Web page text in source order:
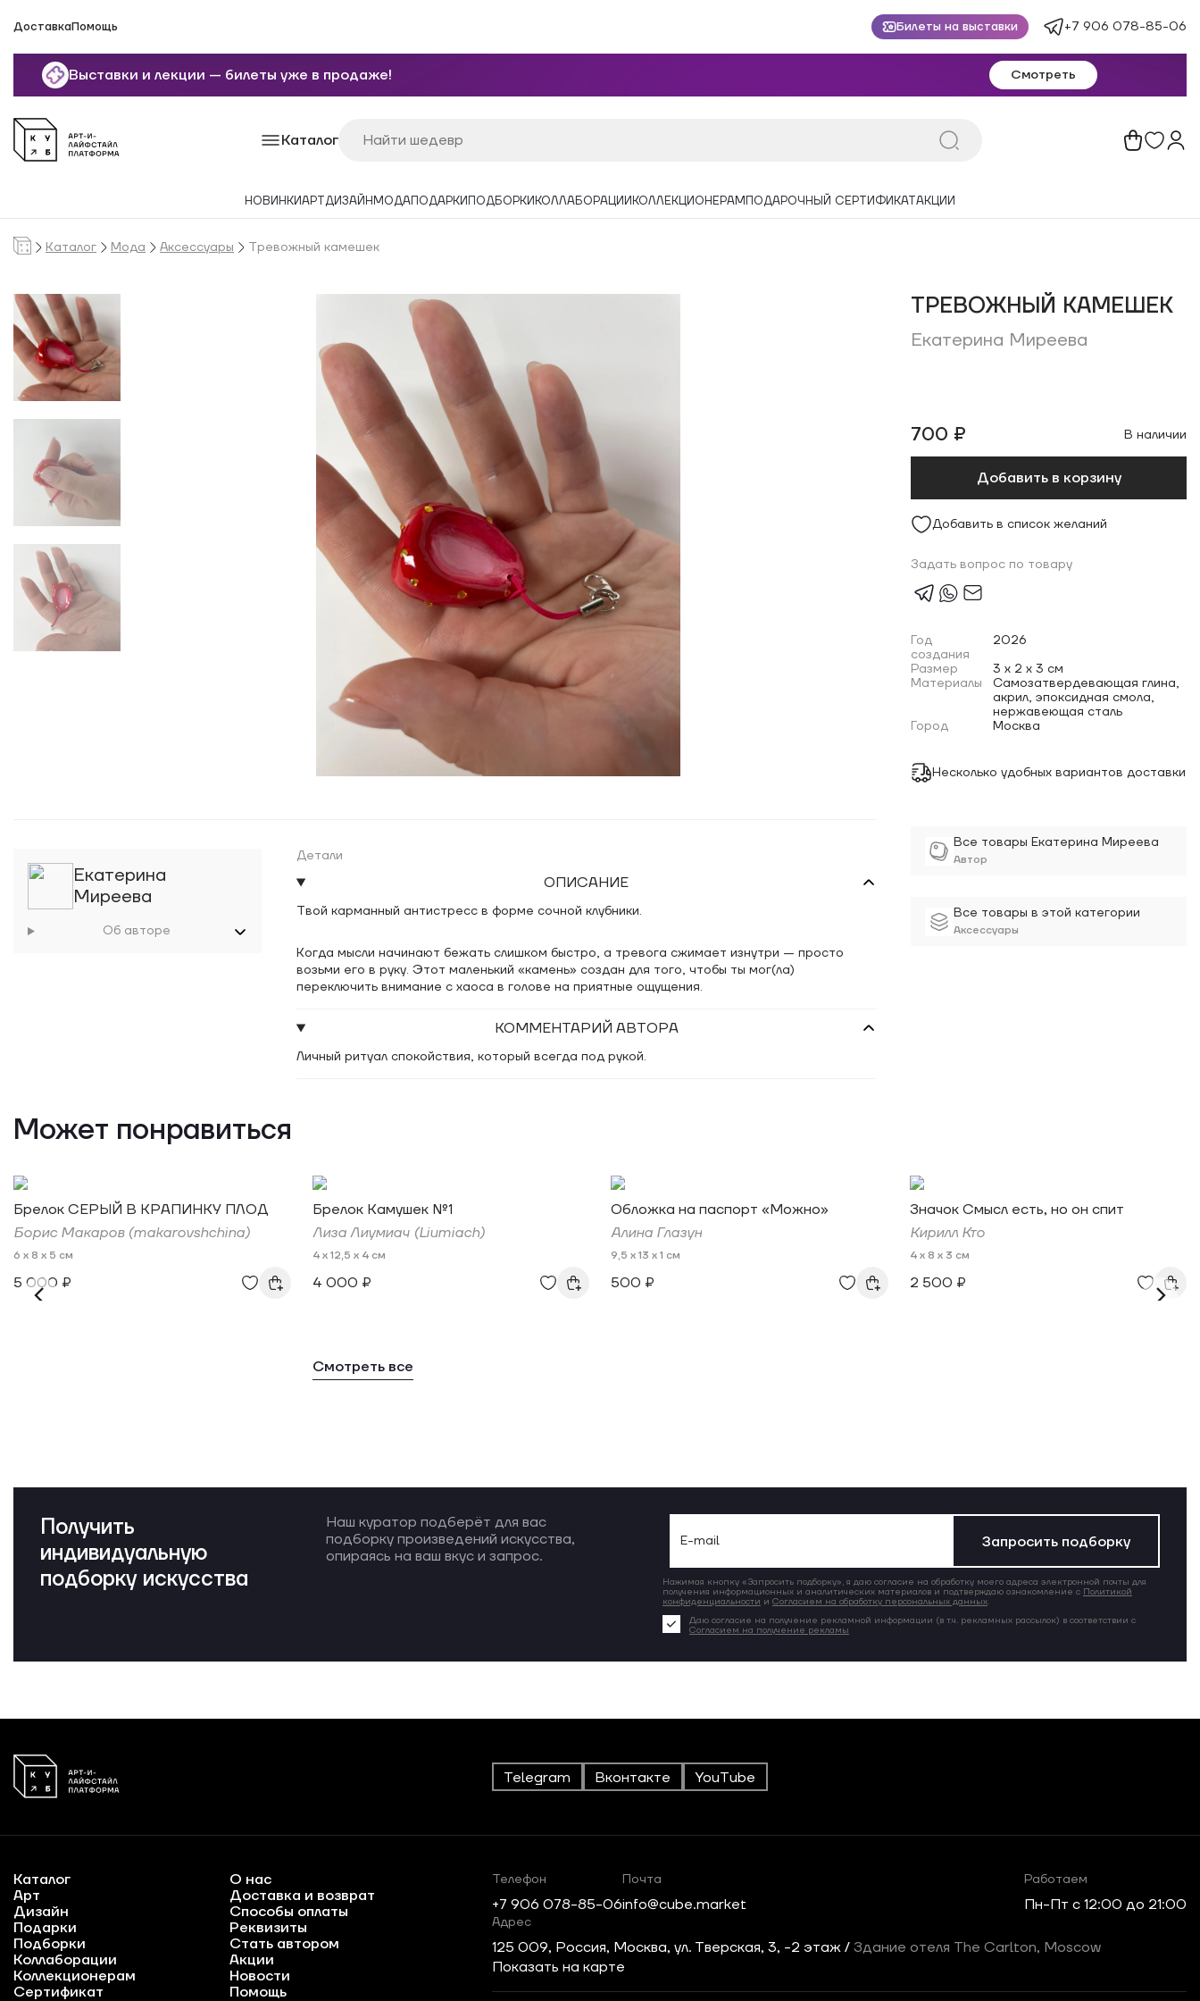
ДоставкаПомощь Билеты на выставки +7 906 078-85-06
Выставки и лекции — билеты уже в продаже! Смотреть
Каталог
НОВИНКИАРТДИЗАЙН МОДАПОДАРКИ ПОДБОРКИ КОЛЛАБОРАЦИИ КОЛЛЕКЦИОНЕРАМ ПОДАРОЧНЫЙ СЕРТИФИКАТАКЦИИ
Каталог Мода Аксессуары Тревожный камешек
ТРЕВОЖНЫЙ КАМЕШЕК
Екатерина Миреева
700 ₽ В наличии
Добавить в корзину
Добавить в список желаний
Задать вопрос по товару
Год
создания
2026
Размер
3 x 2 x 3 см
Материалы
Самозатвердевающая глина,
акрил, эпоксидная смола,
нержавеющая сталь
Город
Москва
Несколько удобных вариантов доставки
Все товары Екатерина Миреева
Автор
Все товары в этой категории
Аксессуары
Екатерина
Миреева
Об авторе
Детали
ОПИСАНИЕ
Твой карманный антистресс в форме сочной клубники.
Когда мысли начинают бежать слишком быстро, а тревога сжимает изнутри — просто
возьми его в руку. Этот маленький «камень» создан для того, чтобы ты мог(ла)
переключить внимание с хаоса в голове на приятные ощущения.
КОММЕНТАРИЙ АВТОРА
Личный ритуал спокойствия, который всегда под рукой.
Может понравиться
Брелок СЕРЫЙ В КРАПИНКУ ПЛОД
Борис Макаров (makarovshchina)
6 x 8 x 5 см
5 000 ₽
Брелок Камушек №1
Лиза Лиумиач (Liumiach)
4 x 12,5 x 4 см
4 000 ₽
Обложка на паспорт «Можно»
Алина Глазун
9,5 x 13 x 1 см
500 ₽
Значок Смысл есть, но он спит
Кирилл Кто
4 x 8 x 3 см
2 500 ₽
Смотреть все
Получить
индивидуальную
подборку искусства
Наш куратор подберёт для вас
подборку произведений искусства,
опираясь на ваш вкус и запрос.
Запросить подборку
Нажимая кнопку «Запросить подборку», я даю согласие на обработку моего адреса электронной почты для
получения информационных и аналитических материалов и подтверждаю ознакомление с Политикой
конфиденциальности и Согласием на обработку персональных данных.
Даю согласие на получение рекламной информации (в т.ч. рекламных рассылок) в соответствии с
Согласием на получение рекламы
Telegram Вконтакте YouTube
Каталог
Арт
Дизайн
Подарки
Подборки
Коллаборации
Коллекционерам
Сертификат
О нас
Доставка и возврат
Способы оплаты
Реквизиты
Стать автором
Акции
Новости
Помощь
Телефон
+7 906 078-85-06
Почта
info@cube.market
Работаем
Пн-Пт c 12:00 до 21:00
Адрес
125 009, Россия, Москва, ул. Тверская, 3, -2 этаж / Здание отеля The Carlton, Moscow
Показать на карте